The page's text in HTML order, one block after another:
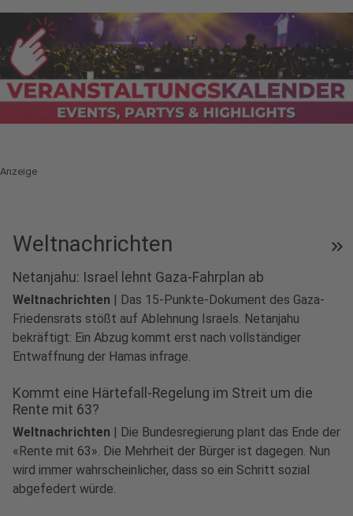
Anzeige
Weltnachrichten keyboard_double_arrow_right
Netanjahu: Israel lehnt Gaza-Fahrplan ab
Weltnachrichten | Das 15-Punkte-Dokument des Gaza-
Friedensrats stößt auf Ablehnung Israels. Netanjahu
bekräftigt: Ein Abzug kommt erst nach vollständiger
Entwaffnung der Hamas infrage.
Kommt eine Härtefall-Regelung im Streit um die
Rente mit 63?
Weltnachrichten | Die Bundesregierung plant das Ende der
«Rente mit 63». Die Mehrheit der Bürger ist dagegen. Nun
wird immer wahrscheinlicher, dass so ein Schritt sozial
abgefedert würde.